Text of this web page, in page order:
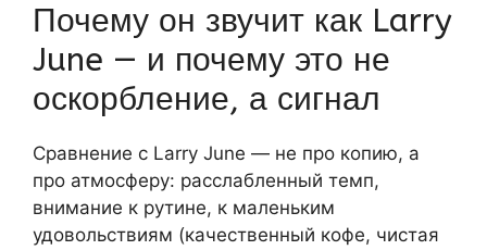
Почему он звучит как Larry
June — и почему это не
оскорбление, а сигнал
Сравнение с Larry June — не про копию, а
про атмосферу: расслабленный темп,
внимание к рутине, к маленьким
удовольствиям (качественный кофе, чистая